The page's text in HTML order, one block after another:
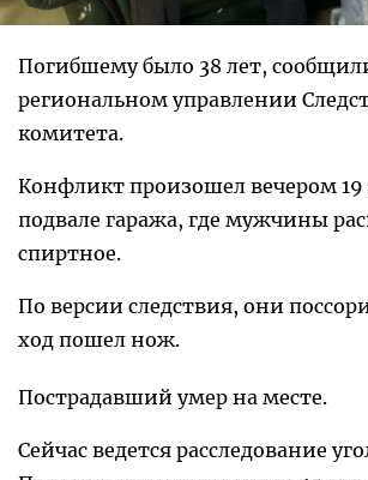
Погибшему было 38 лет,
региональном управлении
комитета.
Конфликт произошел вечером 19
подвале гаража, где мужчины
спиртное.
По версии следствия, они
ход пошел нож.
Пострадавший умер на месте.
Сейчас ведется расследование